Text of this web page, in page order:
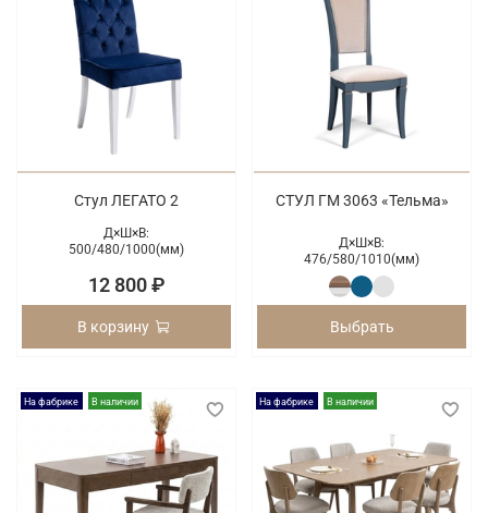
Стул ЛЕГАТО 2
Д×Ш×В:
500/480/1000(мм)
12 800 ₽
В корзину
СТУЛ ГМ 3063 «Тельма»
Д×Ш×В:
476/580/1010(мм)
Выбрать
На фабрике В наличии На фабрике В наличии